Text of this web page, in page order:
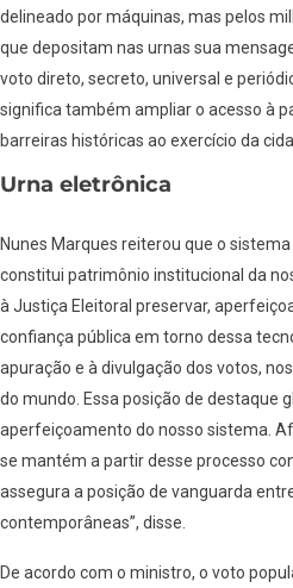
delineado por máquinas, mas pelos
que depositam nas urnas sua
voto direto, secreto, universal e
significa também ampliar o acesso à
barreiras históricas ao exercício da
Urna eletrônica
Nunes Marques reiterou que o
constitui patrimônio institucional da
à Justiça Eleitoral preservar,
confiança pública em torno dessa
apuração e à divulgação dos votos,
do mundo. Essa posição de destaque
aperfeiçoamento do nosso sistema.
se mantém a partir desse processo
assegura a posição de vanguarda
contemporâneas”, disse.
De acordo com o ministro, o voto